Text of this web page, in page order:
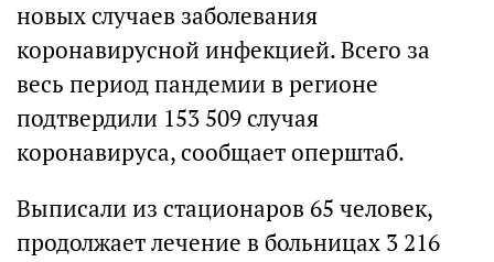
новых случаев заболевания
коронавирусной инфекцией. Всего за
весь период пандемии в регионе
подтвердили 153 509 случая
коронавируса, сообщает оперштаб.
Выписали из стационаров 65 человек,
продолжает лечение в больницах 3 216